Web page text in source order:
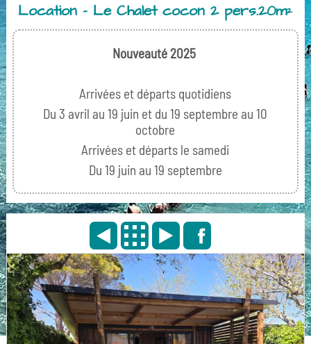
Location - Le Chalet cocon 2 pers.20m²
Nouveauté 2025
Arrivées et départs quotidiens
Du 3 avril au 19 juin et du 19 septembre au 10
octobre
Arrivées et départs le samedi
Du 19 juin au 19 septembre